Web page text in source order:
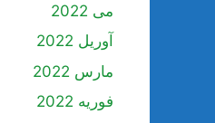
می 2022
آوریل 2022
مارس 2022
فوریه 2022